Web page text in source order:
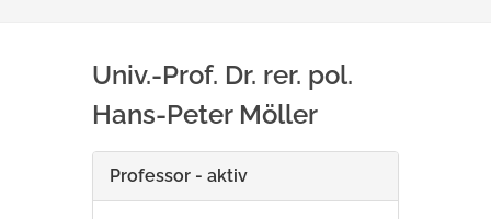
Univ.-Prof. Dr. rer. pol.
Hans-Peter Möller
Professor - aktiv